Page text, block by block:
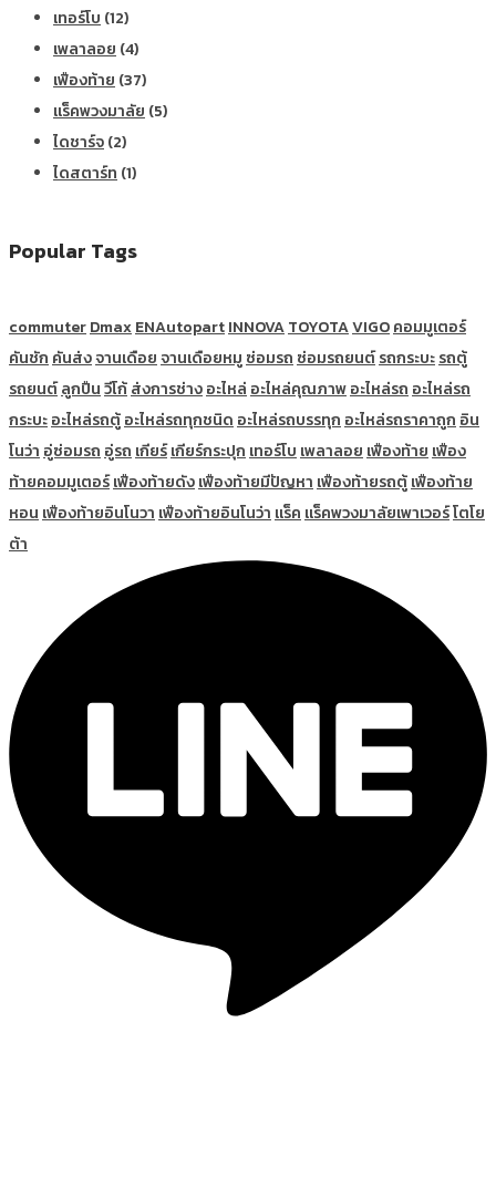
เทอร์โบ (12)
เพลาลอย (4)
เฟืองท้าย (37)
แร็คพวงมาลัย (5)
ไดชาร์จ(2)
ไดสตาร์ท (1)
Popular Tags
commuterDmaxENAutopartINNOVATOYOTAVIGOคอมมูเตอร์
คันชัก คันส่งจานเดือยจานเดือยหมู ซ่อมรถ ซ่อมรถยนต์รถกระบะรถตู้
รถยนต์ลูกปืนวีโก้ส่งการช่างอะไหล่ อะไหล่คุณภาพอะไหล่รถ อะไหล่รถ
กระบะอะไหล่รถตู้อะไหล่รถทุกชนิด อะไหล่รถบรรทุก อะไหล่รถราคาถูก อิน
โนว่า อู่ซ่อมรถ อู่รถ เกียร์เกียร์กระปุก เทอร์โบ เพลาลอย เฟืองท้าย เฟือง
ท้ายคอมมูเตอร์เฟืองท้ายดังเฟืองท้ายมีปัญหา เฟืองท้ายรถตู้เฟืองท้าย
หอน เฟืองท้ายอินโนวา เฟืองท้ายอินโนว่า แร็ค แร็คพวงมาลัยเพาเวอร์โตโย
ต้า